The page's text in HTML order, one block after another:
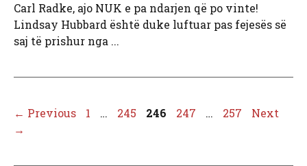
Carl Radke, ajo NUK e pa ndarjen që po vinte!
Lindsay Hubbard është duke luftuar pas fejesës së
saj të prishur nga ...
← Previous Page
1 … Page
245 Page
246 Page
247 … Page
257
Next
→